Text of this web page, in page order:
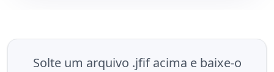
Solte um arquivo .jfif acima e baixe-o